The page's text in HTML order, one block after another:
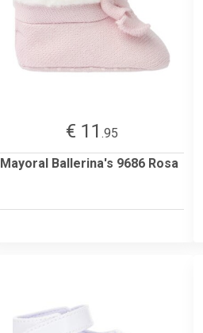
€ 11 .95
Mayoral Ballerina's 9686 Rosa